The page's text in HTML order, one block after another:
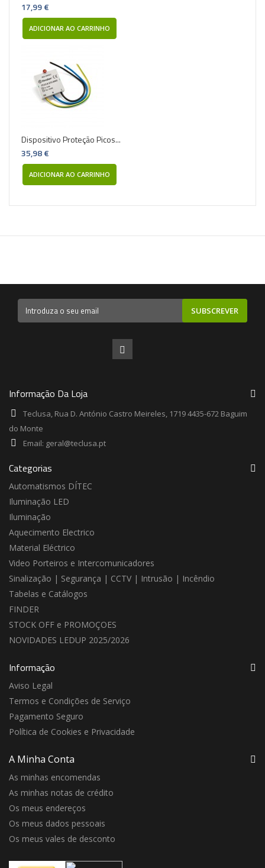
17,99 €
ADICIONAR AO CARRINHO
Dispositivo Proteção Picos...
35,98 €
ADICIONAR AO CARRINHO
SUBSCREVER
Informação Da Loja
Teclusa, Rua D. António Castro Meireles, 1719 4435-672 Baguim
do Monte
Email: geral@teclusa.pt
Categorias
Automatismos DÍTEC
Iluminação LED
Iluminação
Aquecimento Electrico
Material Eléctrico
Video Porteiros e Intercomunicadores
Sinalização | Segurança | CCTV | Intrusão | Incêndio
Tabelas e Catálogos
FINDER
STOCK OFF e PROMOÇOES
NOVIDADES LEDUP 2025/2026
Informação
Aviso Legal
Termos e Condições de Serviço
Pagamento Seguro
Política de Cookies e Privacidade
A Minha Conta
As minhas encomendas
As minhas notas de crédito
Os meus endereços
Os meus dados pessoais
Os meus vales de desconto